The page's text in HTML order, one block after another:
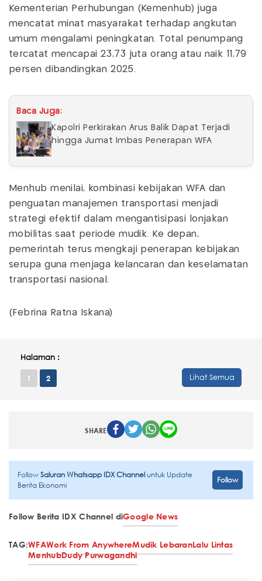
Kementerian Perhubungan (Kemenhub) juga
mencatat minat masyarakat terhadap angkutan
umum mengalami peningkatan. Total penumpang
tercatat mencapai 23,73 juta orang atau naik 11,79
persen dibandingkan 2025.
Baca Juga:
Kapolri Perkirakan Arus Balik Dapat Terjadi
hingga Jumat Imbas Penerapan WFA
Menhub menilai, kombinasi kebijakan WFA dan
penguatan manajemen transportasi menjadi
strategi efektif dalam mengantisipasi lonjakan
mobilitas saat periode mudik. Ke depan,
pemerintah terus mengkaji penerapan kebijakan
serupa guna menjaga kelancaran dan keselamatan
transportasi nasional.
(Febrina Ratna Iskana)
Halaman :
1 2 Lihat Semua
SHARE
FollowSaluran Whatsapp IDX Channeluntuk Update
Berita Ekonomi
Follow
Follow Berita IDX Channel diGoogle News
TAG:WFAWork From AnywhereMudik LebaranLalu Lintas
MenhubDudy Purwagandhi